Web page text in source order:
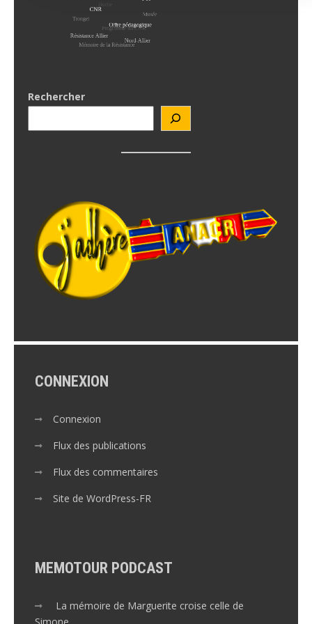
Rechercher
CONNEXION
Connexion
Flux des publications
Flux des commentaires
Site de WordPress-FR
MEMOTOUR PODCAST
La mémoire de Marguerite croise celle de